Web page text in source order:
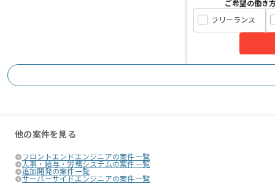
ご希望の働き
フリーランス
他の案件を見る
フロントエンドエンジニアの案件一覧
人事・給与・労務システムの案件一覧
追加開発の案件一覧
サーバーサイドエンジニアの案件一覧